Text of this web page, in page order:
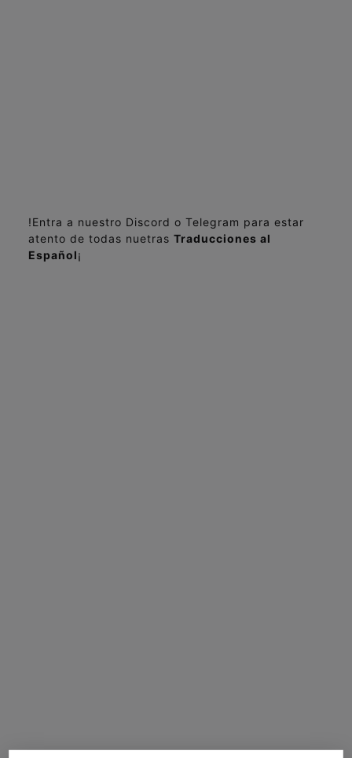
!Entra a nuestro Discord o Telegram para estar
atento de todas nuetras Traducciones al
Español¡